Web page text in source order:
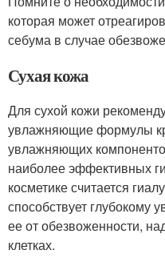
которая может
себума в случае
Сухая кожа
Для сухой кожи
увлажняющие формулы
увлажняющих
наиболее эффективных
косметике считается
способствует
ее от обезвоженности,
клетках.